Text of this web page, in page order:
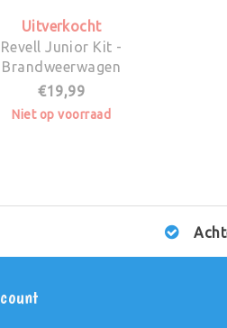
Uitverkocht
Revell Junior Kit -
Brandweerwagen
€19,99
Niet op voorraad